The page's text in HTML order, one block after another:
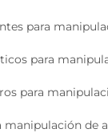
para
para
para
manipulación de